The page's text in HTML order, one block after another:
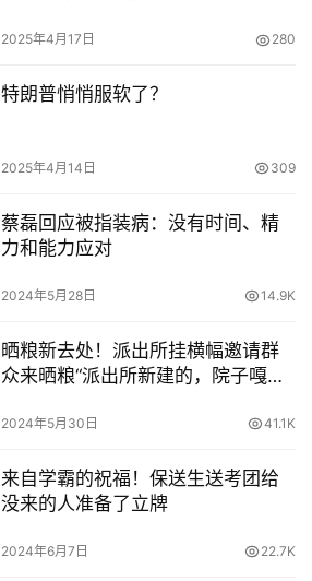
2025年4月17日 280
特朗普悄悄服软了？
2025年4月14日 309
蔡磊回应被指装病：没有时间、精
力和能力应对
2024年5月28日 14.9K
晒粮新去处！派出所挂横幅邀请群
众来晒粮“派出所新建的，院子嘎嘎
2024年5月30日 41.1K
来自学霸的祝福！保送生送考团给
没来的人准备了立牌
2024年6月7日 22.7K